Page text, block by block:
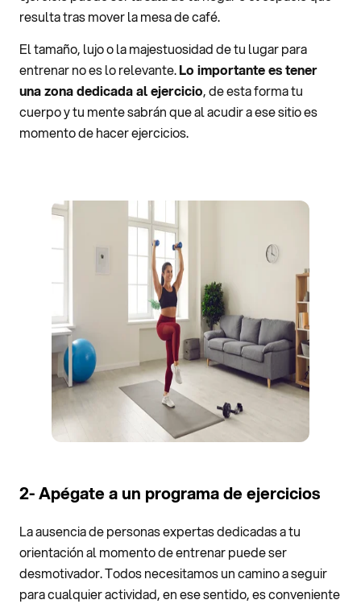
resulta tras mover la mesa de café.
El tamaño, lujo o la majestuosidad de tu lugar para
entrenar no es lo relevante.Lo importante es tener
una zona dedicada al ejercicio, de esta forma tu
cuerpo y tu mente sabrán que al acudir a ese sitio es
momento de hacer ejercicios.
2- Apégate a un programa de ejercicios
La ausencia de personas expertas dedicadas a tu
orientación al momento de entrenar puede ser
desmotivador. Todos necesitamos un camino a seguir
para cualquier actividad, en ese sentido, es conveniente